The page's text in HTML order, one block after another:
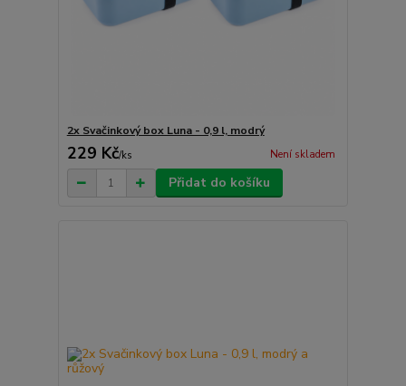
2x Svačinkový box Luna - 0,9 l, modrý
229 Kč/ks Není skladem
Přidat do košíku